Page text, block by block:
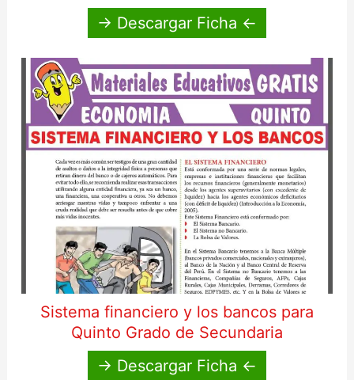
→ Descargar Ficha ←
Sistema financiero y los bancos para
Quinto Grado de Secundaria
→ Descargar Ficha ←